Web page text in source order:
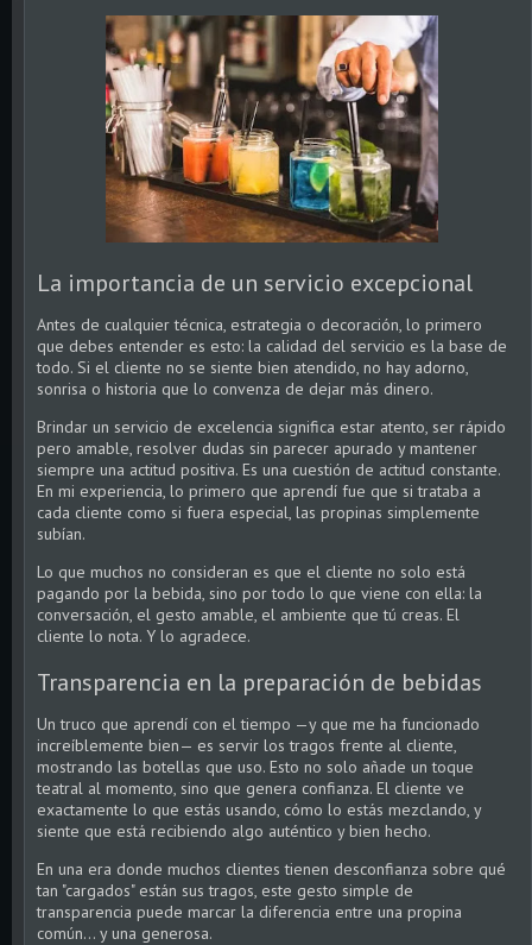
La importancia de un servicio excepcional
Antes de cualquier técnica, estrategia o decoración, lo primero
que debes entender es esto: la calidad del servicio es la base de
todo. Si el cliente no se siente bien atendido, no hay adorno,
sonrisa o historia que lo convenza de dejar más dinero.
Brindar un servicio de excelencia significa estar atento, ser rápido
pero amable, resolver dudas sin parecer apurado y mantener
siempre una actitud positiva. Es una cuestión de actitud constante.
En mi experiencia, lo primero que aprendí fue que si trataba a
cada cliente como si fuera especial, las propinas simplemente
subían.
Lo que muchos no consideran es que el cliente no solo está
pagando por la bebida, sino por todo lo que viene con ella: la
conversación, el gesto amable, el ambiente que tú creas. El
cliente lo nota. Y lo agradece.
Transparencia en la preparación de bebidas
Un truco que aprendí con el tiempo —y que me ha funcionado
increíblemente bien— es servir los tragos frente al cliente,
mostrando las botellas que uso. Esto no solo añade un toque
teatral al momento, sino que genera confianza. El cliente ve
exactamente lo que estás usando, cómo lo estás mezclando, y
siente que está recibiendo algo auténtico y bien hecho.
En una era donde muchos clientes tienen desconfianza sobre qué
tan "cargados" están sus tragos, este gesto simple de
transparencia puede marcar la diferencia entre una propina
común… y una generosa.